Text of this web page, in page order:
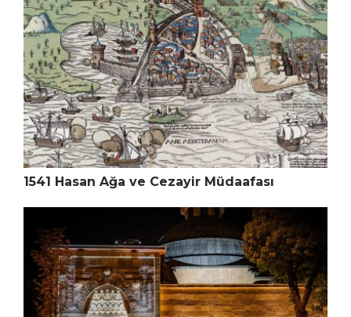
1541 Hasan Ağa ve Cezayir Müdaafası